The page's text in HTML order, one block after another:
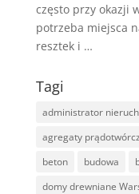
często przy okazji
potrzeba miejsca
resztek i …
Tagi
administrator
agregaty
beton
budowa
domy drewniane